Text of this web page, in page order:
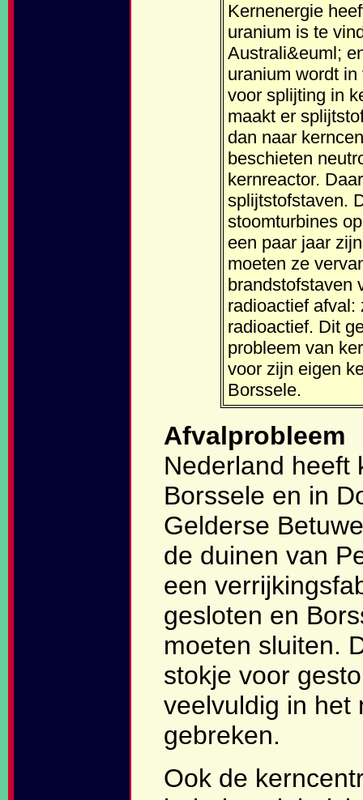
Kernenergie
uranium is te
Australi&euml;
uranium wordt
voor splijting in
maakt er
dan naar
beschieten
kernreactor.
splijtstofstaven.
stoomturbines
een paar jaar
moeten ze
brandstofstaven
radioactief afval:
radioactief. Dit
probleem van
voor zijn eigen
Borssele.
Afvalprobleem
Nederland heeft
Borssele en in
Gelderse
de duinen van
een
gesloten en
moeten sluiten.
stokje voor
veelvuldig in het
gebreken.
Ook de